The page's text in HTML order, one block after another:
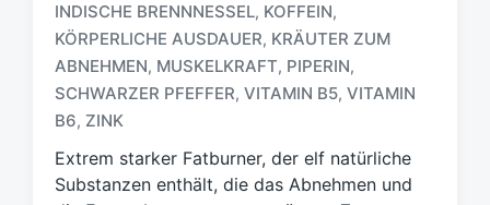
c
h
l
a
w
ö
INDISCHE BRENNNESSEL, KOFFEIN,
KÖRPERLICHE AUSDAUER, KRÄUTER ZUM
ABNEHMEN, MUSKELKRAFT, PIPERIN,
SCHWARZER PFEFFER, VITAMIN B5, VITAMIN
B6, ZINK
Extrem starker Fatburner, der elf natürliche
Substanzen enthält, die das Abnehmen und